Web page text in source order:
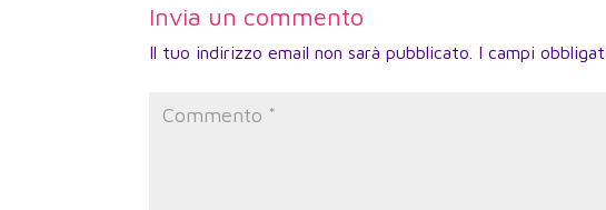
Invia un commento
Il tuo indirizzo email non sarà pubblicato. I campi